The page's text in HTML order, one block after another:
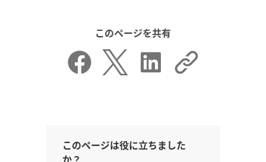
このページを共有
このページは役に立ちました
か？